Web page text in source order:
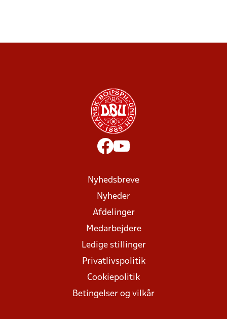
Nyhedsbreve
Nyheder
Afdelinger
Medarbejdere
Ledige stillinger
Privatlivspolitik
Cookiepolitik
Betingelser og vilkår